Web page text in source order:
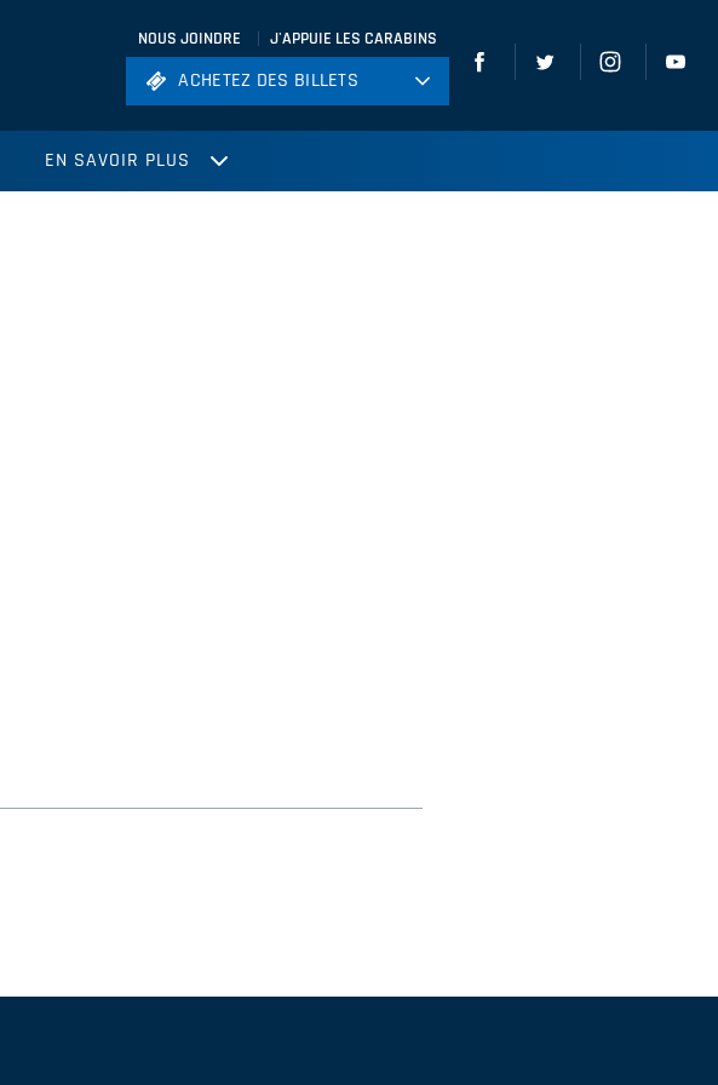
NOUS JOINDRE J'APPUIE LES CARABINS
ACHETEZ DES BILLETS
Hockey
ACHETEZ DES BILLETS
EN SAVOIR PLUS